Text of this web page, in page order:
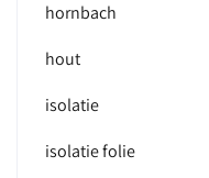
hornbach
hout
isolatie
isolatie folie